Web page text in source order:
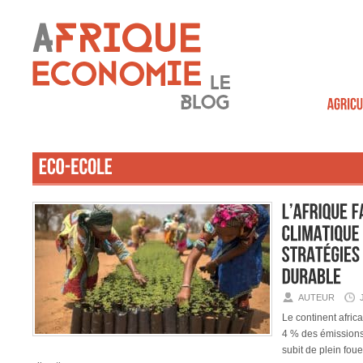
AUTEUR
Le continent
4 % des
subit de plein